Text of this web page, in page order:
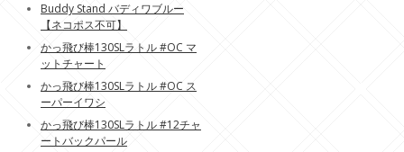
Buddy Stand バディワブルー
【ネコポス不可】
かっ飛び棒130SLラトル #OC マ
ットチャート
かっ飛び棒130SLラトル #OC ス
ーパーイワシ
かっ飛び棒130SLラトル #12チャ
ートバックパール